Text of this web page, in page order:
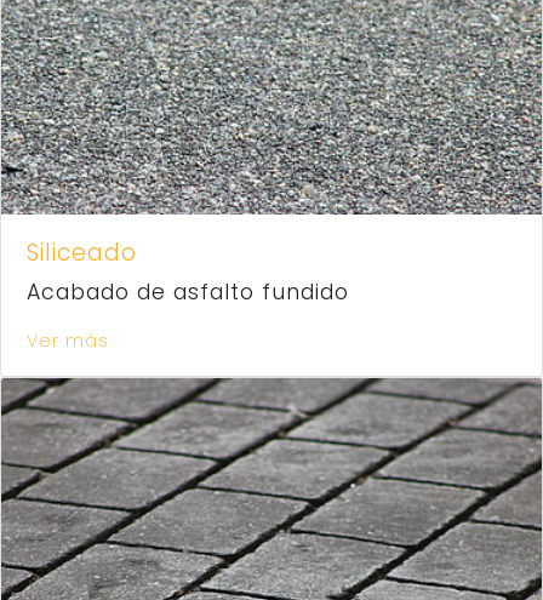
Siliceado
Acabado de asfalto fundido
Ver más